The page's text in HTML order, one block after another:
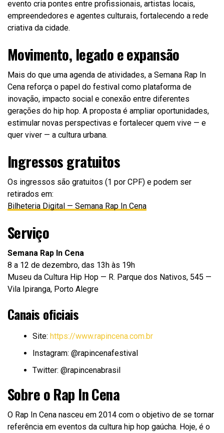
evento cria pontes entre profissionais, artistas locais,
empreendedores e agentes culturais, fortalecendo a rede
criativa da cidade.
Movimento, legado e expansão
Mais do que uma agenda de atividades, a Semana Rap In
Cena reforça o papel do festival como plataforma de
inovação, impacto social e conexão entre diferentes
gerações do hip hop. A proposta é ampliar oportunidades,
estimular novas perspectivas e fortalecer quem vive — e
quer viver — a cultura urbana.
Ingressos gratuitos
Os ingressos são gratuitos (1 por CPF) e podem ser
retirados em:
Bilheteria Digital — Semana Rap In Cena
Serviço
Semana Rap In Cena
8 a 12 de dezembro, das 13h às 19h
Museu da Cultura Hip Hop — R. Parque dos Nativos, 545 —
Vila Ipiranga, Porto Alegre
Canais oficiais
Site: https://www.rapincena.com.br
Instagram: @rapincenafestival
Twitter: @rapincenabrasil
Sobre o Rap In Cena
O Rap In Cena nasceu em 2014 com o objetivo de se tornar
referência em eventos da cultura hip hop gaúcha. Hoje, é o